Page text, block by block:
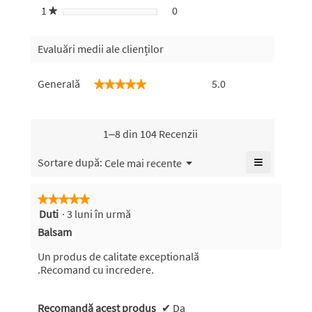
1★ stele 00 recenzii cu 1 stea.
Selectați pentru a filtra
Evaluări medii ale clienților
Generală ★★★★★
★★★★★ 5.0
1–8 din 104 Recenzii
Sortare după: Cele mai recente ▼
Meniu ≡
★★★★★
★★★★★
5
5
stele.
Duti · 3 luni în urmă
Balsam
Un produs de calitate exceptională
.Recomand cu incredere.
Recomandă acest produs ✔ Da